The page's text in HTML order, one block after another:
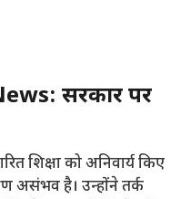
सरकार पर
शिक्षा को अनिवार्य किए
असंभव है। उन्होंने तर्क